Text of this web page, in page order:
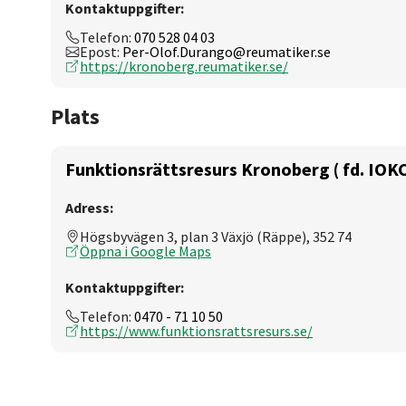
Kontaktuppgifter:
Telefon: 070 528 04 03
Epost: Per-Olof.Durango@reumatiker.se
https://kronoberg.reumatiker.se/
Plats
Funktionsrättsresurs Kronoberg ( fd.
Adress:
Högsbyvägen 3, plan 3 Växjö (Räppe), 352 74
Öppna i Google Maps
Kontaktuppgifter:
Telefon: 0470 - 71 10 50
https://www.funktionsrattsresurs.se/